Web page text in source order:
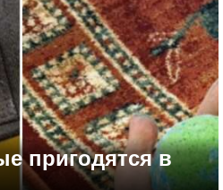
пригодятся в